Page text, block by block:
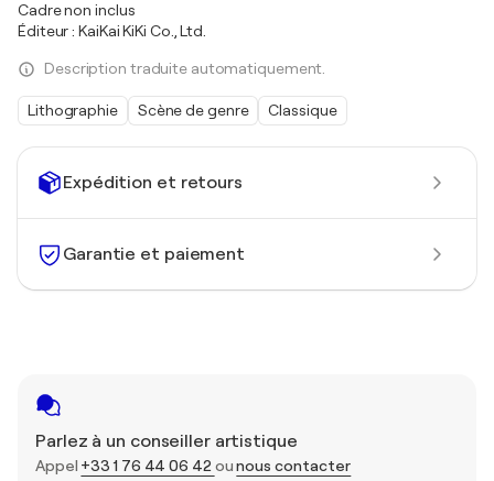
Expédition et retours
Garantie et paiement
Parlez à un conseiller artistique
Appel +33 1 76 44 06 42ounous contacter
Cadre non inclus
Éditeur : KaiKai KiKi Co., Ltd.
Description traduite automatiquement.
Lithographie Scène de genre Classique